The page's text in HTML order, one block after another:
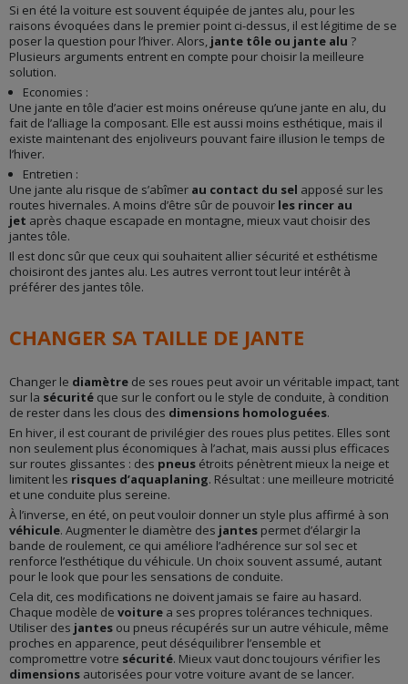
Si en été la voiture est souvent équipée de jantes alu, pour les
raisons évoquées dans le premier point ci-dessus, il est légitime de se
poser la question pour l’hiver. Alors, jante tôle ou jante alu ?
Plusieurs arguments entrent en compte pour choisir la meilleure
solution.
Economies :
Une jante en tôle d’acier est moins onéreuse qu’une jante en alu, du
fait de l’alliage la composant. Elle est aussi moins esthétique, mais il
existe maintenant des enjoliveurs pouvant faire illusion le temps de
l’hiver.
Entretien :
Une jante alu risque de s’abîmer au contact du sel apposé sur les
routes hivernales. A moins d’être sûr de pouvoir les rincer au
jet après chaque escapade en montagne, mieux vaut choisir des
jantes tôle.
Il est donc sûr que ceux qui souhaitent allier sécurité et esthétisme
choisiront des jantes alu. Les autres verront tout leur intérêt à
préférer des jantes tôle.
CHANGER SA TAILLE DE JANTE
Changer le diamètre de ses roues peut avoir un véritable impact, tant
sur la sécurité que sur le confort ou le style de conduite, à condition
de rester dans les clous des dimensions homologuées.
En hiver, il est courant de privilégier des roues plus petites. Elles sont
non seulement plus économiques à l’achat, mais aussi plus efficaces
sur routes glissantes : des pneus étroits pénètrent mieux la neige et
limitent les risques d’aquaplaning. Résultat : une meilleure motricité
et une conduite plus sereine.
À l’inverse, en été, on peut vouloir donner un style plus affirmé à son
véhicule. Augmenter le diamètre des jantes permet d’élargir la
bande de roulement, ce qui améliore l’adhérence sur sol sec et
renforce l’esthétique du véhicule. Un choix souvent assumé, autant
pour le look que pour les sensations de conduite.
Cela dit, ces modifications ne doivent jamais se faire au hasard.
Chaque modèle de voiture a ses propres tolérances techniques.
Utiliser des jantes ou pneus récupérés sur un autre véhicule, même
proches en apparence, peut déséquilibrer l’ensemble et
compromettre votre sécurité. Mieux vaut donc toujours vérifier les
dimensions autorisées pour votre voiture avant de se lancer.